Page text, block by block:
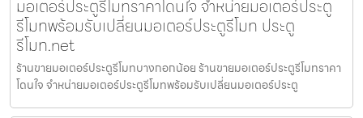
มอเตอร์ประตูรีโมทราคาโดนใจ จำหน่ายมอเตอร์ประตู
รีโมทพร้อมรับเปลี่ยนมอเตอร์ประตูรีโมท ประตู
รีโมท.net
ร้านขายมอเตอร์ประตูรีโมทบางกอกน้อย ร้านขายมอเตอร์ประตูรีโมทราคา
โดนใจ จำหน่ายมอเตอร์ประตูรีโมทพร้อมรับเปลี่ยนมอเตอร์ประตู